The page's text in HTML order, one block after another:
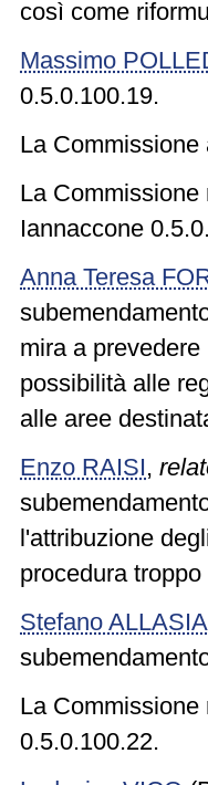
così come
Massimo
0.5.0.100.19.
La
La
Iannaccone
Anna Teresa
mira a
possibilità alle
alle aree
Enzo RAISI,
l'attribuzione
procedura
Stefano ALLASIA
La
0.5.0.100.22.